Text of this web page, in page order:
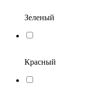
Зеленый
Красный